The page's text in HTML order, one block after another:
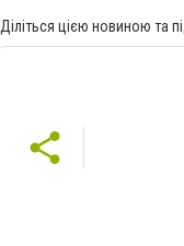
Діліться цією новиною та